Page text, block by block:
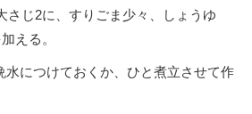
さじ2に、すりごま少々、しょうゆ
える。
につけておくか、ひと煮立させて作